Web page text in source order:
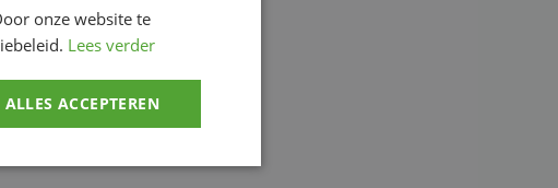
onze website te
Lees verder
ALLES ACCEPTEREN